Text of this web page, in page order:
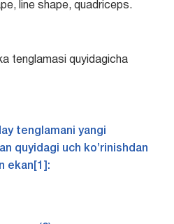
line shape, quadriceps.
tenglamasi quyidagicha
tenglamani yangi
quyidagi uch ko’rinishdan
ekan[1]: